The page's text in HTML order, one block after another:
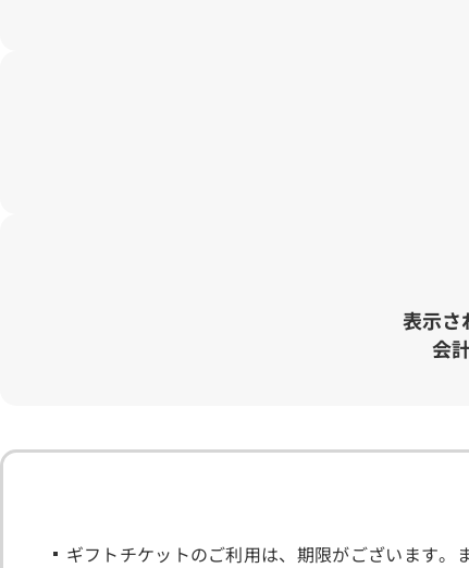
表示さ
会
ギフトチケットのご利用は、期限がございます。